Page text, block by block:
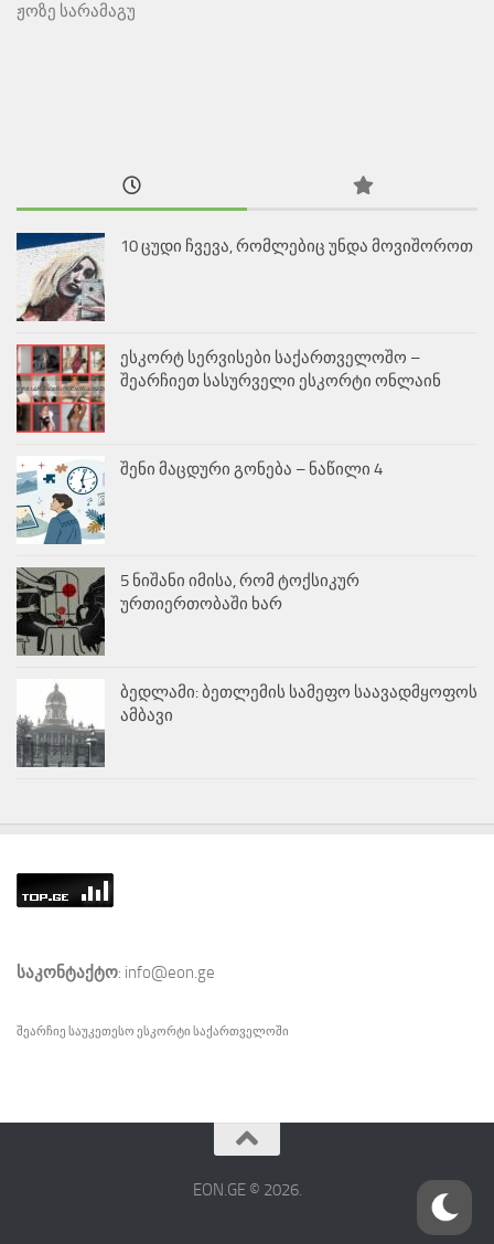
ჟოზე სარამაგუ
10 ცუდი ჩვევა, რომლებიც უნდა მოვიშოროთ
ესკორტ სერვისები საქართველოშო –
შეარჩიეთ სასურველი ესკორტი ონლაინ
შენი მაცდური გონება – ნაწილი 4
5 ნიშანი იმისა, რომ ტოქსიკურ
ურთიერთობაში ხარ
ბედლამი: ბეთლემის სამეფო საავადმყოფოს
ამბავი
საკონტაქტო: info@eon.ge
შეარჩიე საუკეთესო ესკორტი საქართველოში
EON.GE © 2026.